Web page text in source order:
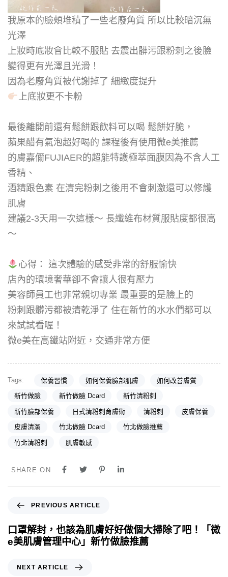
我原本的臉頰堆積了一些老廢角質 所以比較暗沉無
光澤
上妝時底妝會比較不服貼 去震出髒污跟粉刺之後臉
變得更有光澤且光滑！
因為老廢角質被代謝掉了 細緻度提升
上底妝更不卡粉
最後離開前還有鬆餅跟飲料可以喝 鬆餅好脆，
蘋果醋有氣泡超好喝的 課程後有使用微e美推薦
的膚嘉儞FUJIAER的超能特護極萃面膜因為不含人工
香精、
酒精跟色素 在清完粉刺之後用不會刺激還可以修護
肌膚
建議2-3天用一次這樣～ 長纖維布材質服貼度都很高
～
心得： 這次體驗的感受非常的舒服愉快
店內的環境奢華卻不會讓人很有壓力
美容師員工也非常親切專業 最重要的是臉上的
粉刺跟髒污都被清乾淨了 住在新竹的水水們都可以
來試試看喔！
微e美在高鐵站附近，交通非常方便
Tags: 保養習慣 如何保養臉部肌膚 如何改善膚質
新竹做臉 新竹做臉 Dcard 新竹清粉刺
新竹臉部保養 日式清粉刺育膚術 清粉刺 皮膚保養
皮膚清潔 竹北做臉 Dcard 竹北做臉推薦
竹北清粉刺 肌膚敏感
SHARE ON
PREVIOUS ARTICLE
口罩解封，也該為肌膚好好做個大掃除了吧！「微
e美肌膚管理中心」新竹做臉推薦
NEXT ARTICLE